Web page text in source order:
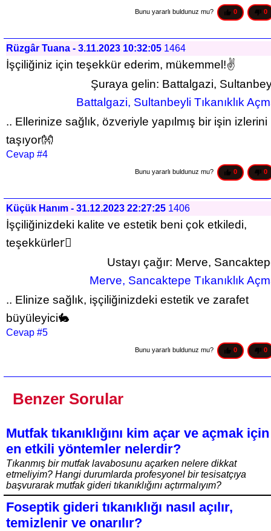
Bunu yararlı buldunuz mu? 0 0
Rüzgâr Tuana - 3.11.2023 10:32:05 1464
İşçiliğiniz için teşekkür ederim, mükemmel!✌
Şuraya gelin: Battalgazi,
Battalgazi, Sultanbeyli Tıkanıklık
.. Ellerinize sağlık, özveriyle yapılmış bir işin izlerini
taşıyor👐
Cevap #4
Bunu yararlı buldunuz mu? 0 0
Küçük Hanım - 31.12.2023 22:27:25 1406
İşçiliğinizdeki kalite ve estetik beni çok etkiledi,
teşekkürler🏽
Ustayı çağır: Merve,
Merve, Sancaktepe Tıkanıklık
.. Elinize sağlık, işçiliğinizdeki estetik ve zarafet
büyüleyici🐇
Cevap #5
Bunu yararlı buldunuz mu? 0 0
Benzer Sorular
Mutfak tıkanıklığını kim açar ve açmak için
en etkili yöntemler nelerdir?
Tıkanmış bir mutfak lavabosunu açarken nelere dikkat
etmeliyim? Hangi durumlarda profesyonel bir tesisatçıya
başvurarak mutfak gideri tıkanıklığını açtırmalıyım?
Foseptik gideri tıkanıklığı nasıl açılır,
temizlenir ve onarılır?